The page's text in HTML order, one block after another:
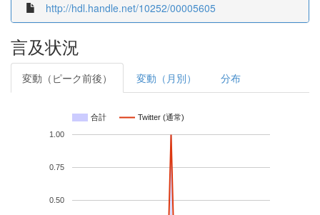
http://hdl.handle.net/10252/00005605
言及状況
変動（ピーク前後） 変動（月別） 分布
合計 Twitter (通常)
0.50
0.75
1.00